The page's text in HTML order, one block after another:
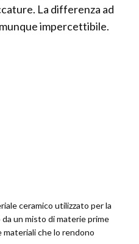
La differenza ad
impercettibile.
ceramico utilizzato per la
un misto di materie prime
materiali che lo rendono